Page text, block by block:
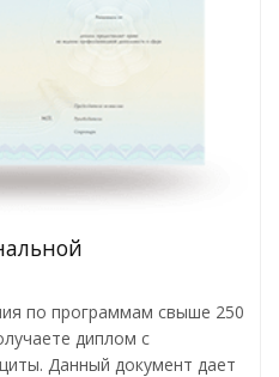
по программам свыше 250
диплом с
Данный документ дает